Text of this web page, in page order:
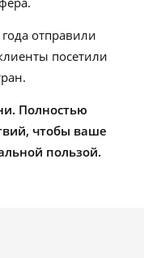
отправили
посетили
Полностью
чтобы ваше
пользой.